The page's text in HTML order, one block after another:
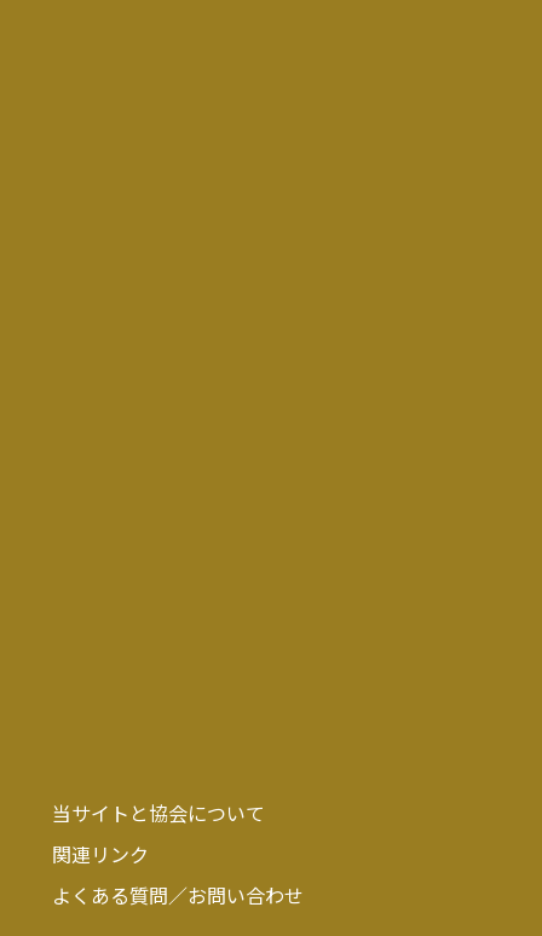
当サイトと協会について
関連リンク
よくある質問／お問い合わせ